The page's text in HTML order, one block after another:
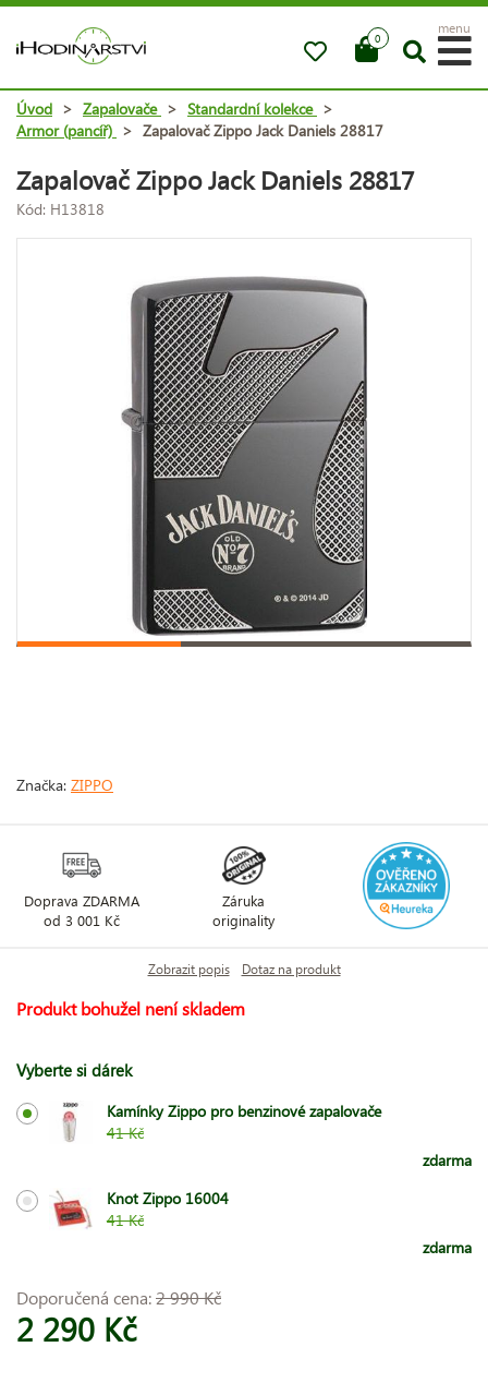
0
menu
Úvod > Zapalovače > Standardní kolekce >
Armor (pancíř) > Zapalovač Zippo Jack Daniels 28817
Zapalovač Zippo Jack Daniels 28817
Kód: H13818
Značka: ZIPPO
Doprava ZDARMA
od 3 001 Kč
Záruka
originality
Zobrazit popis Dotaz na produkt
Produkt bohužel není skladem
Vyberte si dárek
Kamínky Zippo pro benzinové zapalovače
41 Kč
zdarma
Knot Zippo 16004
41 Kč
zdarma
Doporučená cena:2 990 Kč
2 290 Kč